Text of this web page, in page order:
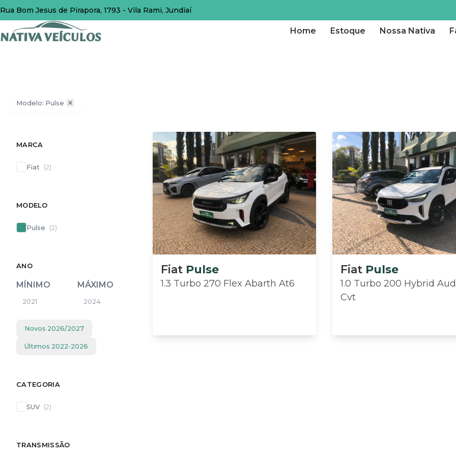
Rua Bom Jesus de Pirapora, 1793 - Vila Rami, Jundiaí
Home Estoque Nossa Nativa
Modelo: Pulse
MARCA
Fiat (2)
MODELO
Pulse (2)
ANO
MÍNIMO MÁXIMO
Novos 2026/2027
Últimos 2022-2026
CATEGORIA
SUV (2)
TRANSMISSÃO
Fiat Pulse
1.3 Turbo 270 Flex Abarth At6
Fiat Pulse
1.0 Turbo 200 Hybrid
Cvt